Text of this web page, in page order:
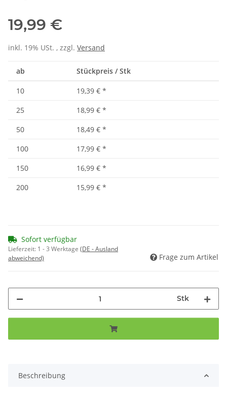
19,99 €
inkl. 19% USt. , zzgl. Versand
ab Stückpreis / Stk
10 19,39 € *
25
18,99 € *
50
18,49 € *
100
17,99 € *
150
16,99 € *
200
15,99 € *
Sofort verfügbar
Lieferzeit: 1 - 3 Werktage (DE - Ausland
abweichend)
Frage zum Artikel
Stk
Beschreibung